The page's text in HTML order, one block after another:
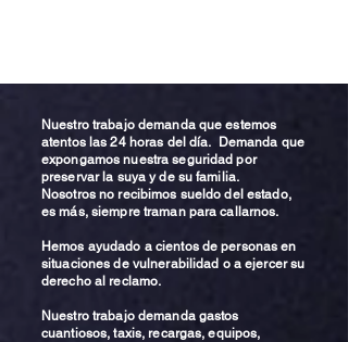
Nuestro trabajo demanda que estemos
atentos las 24 horas del día. Demanda que
expongamos nuestra seguridad por
preservar la suya y de su familia.
Nosotros no recibimos sueldo del estado,
es más, siempre traman para callarnos.
Hemos ayudado a cientos de personas en
situaciones de vulnerabilidad o a ejercer su
derecho al reclamo.
Nuestro trabajo demanda gastos
cuantiosos, taxis, recargas, equipos,